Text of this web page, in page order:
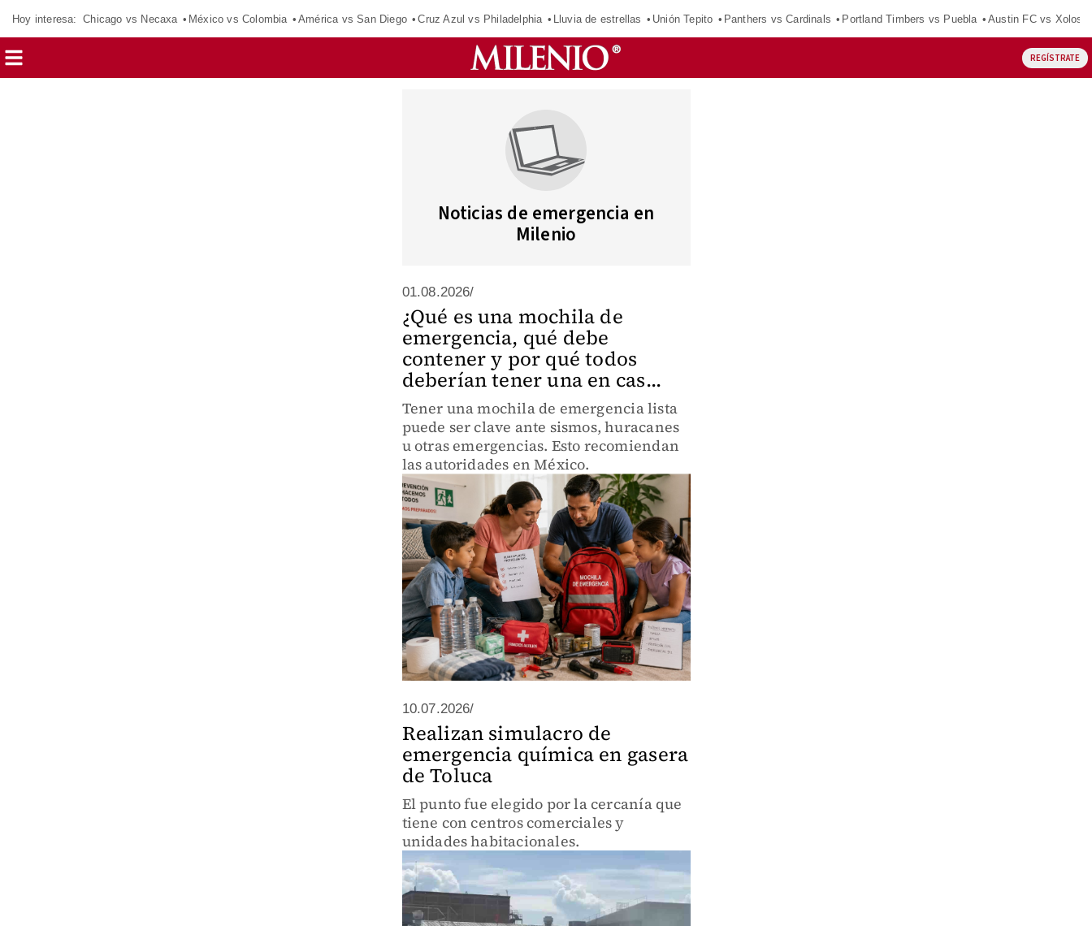
Hoy interesa: Chicago vs Necaxa México vs Colombia América vs San Diego Cruz Azul vs Philadelphia Lluvia de estrellas Unión Tepito Panthers vs Cardinals Portland Timbers vs Puebla Austin FC vs Xolos
REGÍSTRATE
Noticias de emergencia en
Milenio
01.08.2026/
¿Qué es una mochila de
emergencia, qué debe
contener y por qué todos
deberían tener una en cas...
Tener una mochila de emergencia lista
puede ser clave ante sismos, huracanes
u otras emergencias. Esto recomiendan
las autoridades en México.
10.07.2026/
Realizan simulacro de
emergencia química en gasera
de Toluca
El punto fue elegido por la cercanía que
tiene con centros comerciales y
unidades habitacionales.